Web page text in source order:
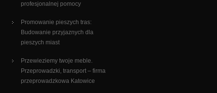
profesjonalnej pomocy
Promowanie pieszych tras:
Budowanie przyjaznych dla
pieszych miast
Przewieziemy twoje meble.
Przeprowadzki, transport – firma
przeprowadzkowa Katowice